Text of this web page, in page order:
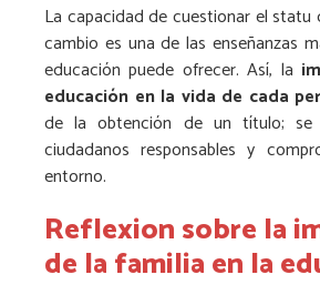
La capacidad de cuestionar el statu
cambio es una de las enseñanzas
educación puede ofrecer. Así, la
educación en la vida de cada
de la obtención de un título;
ciudadanos responsables y
entorno.
Reflexion sobre la
de la familia en la